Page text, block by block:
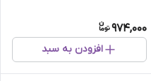
974,000
افزودن به سبد